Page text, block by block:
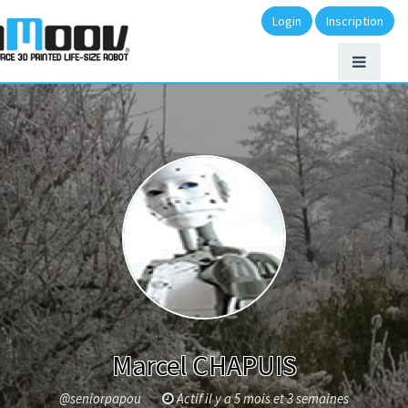
Login Inscription
Marcel CHAPUIS
@seniorpapou Actif il y a 5 mois et 3 semaines